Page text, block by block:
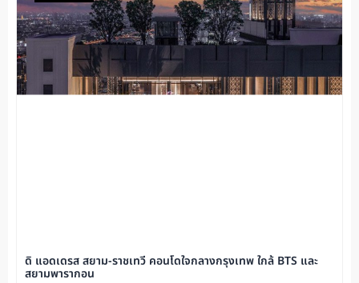
ดิ แอดเดรส สยาม-ราชเทวี คอนโดใจกลางกรุงเทพ ใกล้ BTS และ
สยามพารากอน